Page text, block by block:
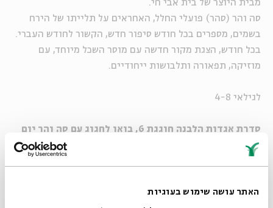
האתר עושה שימוש בעוגיות
מבית היוצר של בית אבי חי.
סה והר (סהר) פועלי החלל, האחראים על תלייתו של הירח
בשמים, מספרים בכל חודש סיפור חדש, הקשור לחודש העברי.
בכל חודש, הצגת מקור חדשה עם מוסר השכל מיוחד, עם
מוזיקה, תפאורה ותלבושות ייחודיים.
לגילאי 4-8
סדרת אגדות הלבנה חוגגת 6, בואו לחגוג עם סה והר יום
הולדת!
ההולדת,